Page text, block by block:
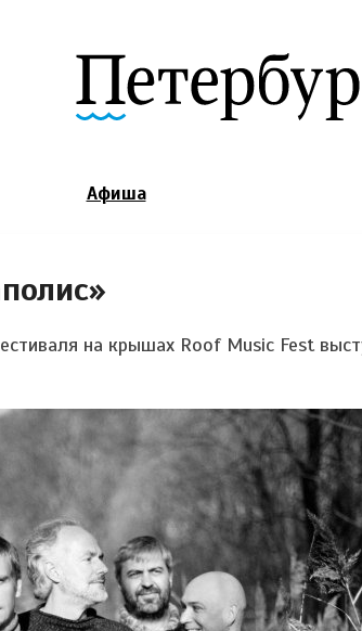
Афиша
на крышах Roof Music Fest